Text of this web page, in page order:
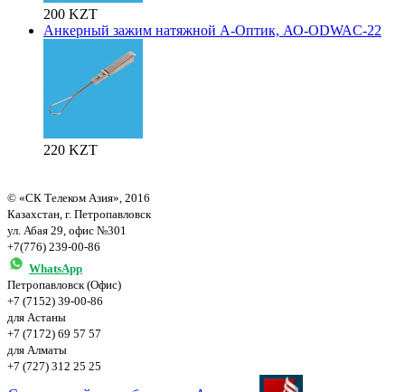
200 KZT
Анкерный зажим натяжной А-Оптик, АО-ODWAC-22
220 KZT
© «СК Телеком Азия», 2016
Казахстан, г. Петропавловск
ул. Абая 29, офис №301
+7(776) 239-00-86
WhatsApp
Петропавловск (Офис)
+7 (7152) 39-00-86
для Астаны
+7 (7172) 69 57 57
для Алматы
+7 (727) 312 25 25